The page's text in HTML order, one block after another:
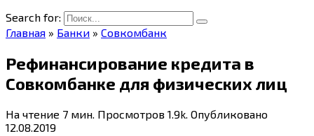
Search for:
Главная » Банки » Совкомбанк
Рефинансирование кредита в
Совкомбанке для физических лиц
На чтение 7 мин. Просмотров 1.9k. Опубликовано
12.08.2019